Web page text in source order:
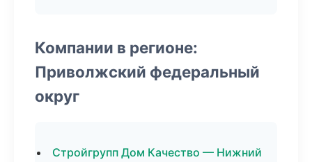
Компании в регионе:
Приволжский федеральный
округ
Стройгрупп Дом Качество — Нижний